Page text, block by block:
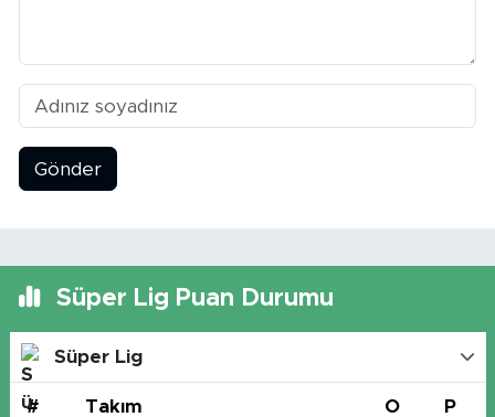
Gönder
Süper Lig Puan Durumu
Süper Lig
# Takım O P